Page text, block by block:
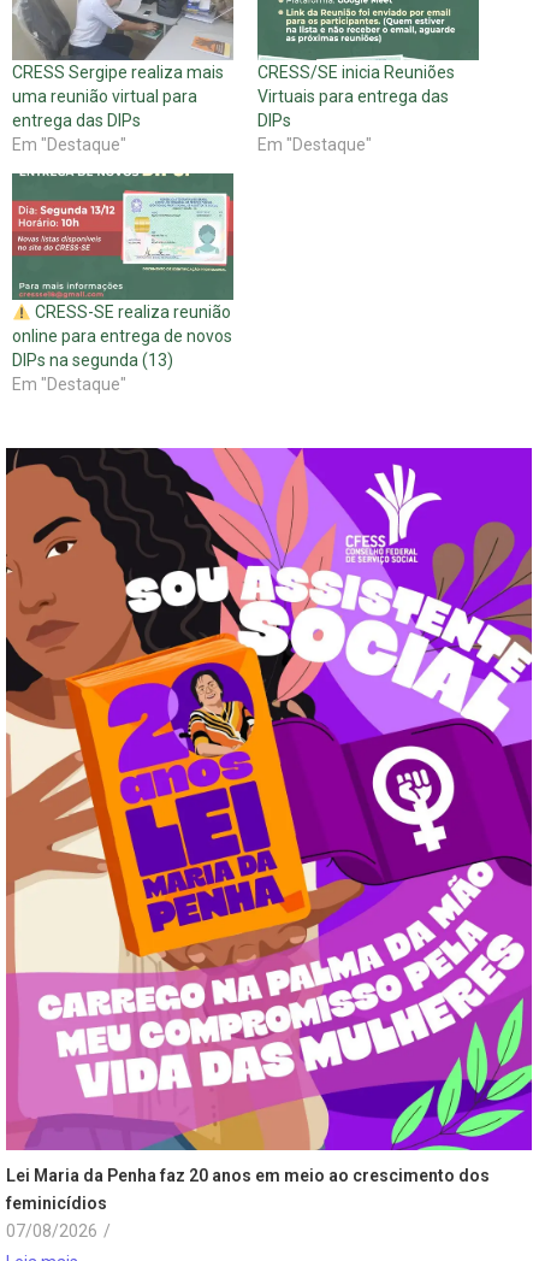
CRESS Sergipe realiza mais
uma reunião virtual para
entrega das DIPs
Em "Destaque"
CRESS/SE inicia Reuniões
Virtuais para entrega das
DIPs
Em "Destaque"
CRESS-SE realiza reunião
online para entrega de novos
DIPs na segunda (13)
Em "Destaque"
Lei Maria da Penha faz 20 anos em meio ao crescimento dos
feminicídios
07/08/2026 /